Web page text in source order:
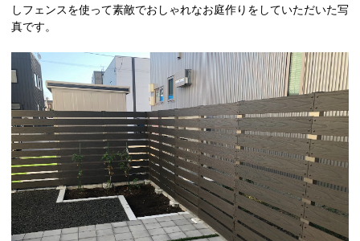
しフェンスを使って素敵でおしゃれなお庭作りをしていただいた写
真です。